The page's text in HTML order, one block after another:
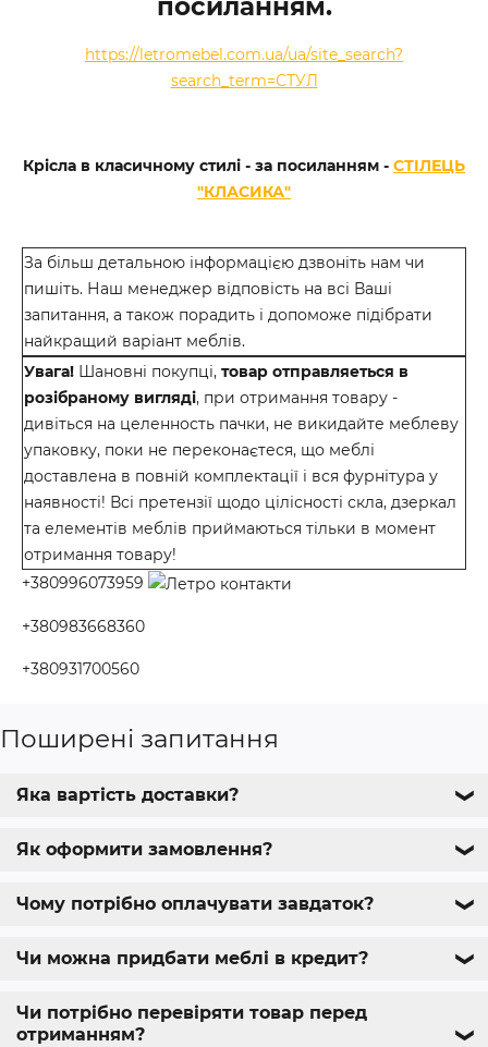
посиланням.
https://letromebel.com.ua/ua/site_search?
search_term=СТУЛ
Крісла в класичному стилі - за посиланням - СТІЛЕЦЬ
"КЛАСИКА"
За більш детальною інформацією дзвоніть нам чи
пишіть. Наш менеджер відповість на всі Ваші
запитання, а також порадить і допоможе підібрати
найкращий варіант меблів.
Увага! Шановні покупці, товар отправляеться в
розібраному вигляді, при отримання товару -
дивіться на целенность пачки, не викидайте меблеву
упаковку, поки не переконаєтеся, що меблі
доставлена в повній комплектації і вся фурнітура у
наявності! Всі претензії щодо цілісності скла, дзеркал
та елементів меблів приймаються тільки в момент
отримання товару!
+380996073959
+380983668360
+380931700560
Поширені запитання
Яка вартість доставки? ❯
Як оформити замовлення? ❯
Чому потрібно оплачувати завдаток? ❯
Чи можна придбати меблі в кредит? ❯
Чи потрібно перевіряти товар перед
отриманням?
❯